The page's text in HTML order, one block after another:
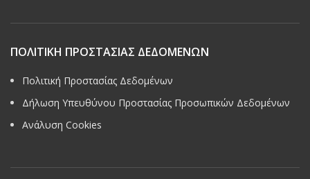
ΠΟΛΙΤΙΚΗ ΠΡΟΣΤΑΣΙΑΣ ΔΕΔΟΜΕΝΩΝ
Πολιτική Προστασίας Δεδομένων
Δήλωση Υπευθύνου Προστασίας Προσωπικών Δεδομένων
Ανάλυση Cookies